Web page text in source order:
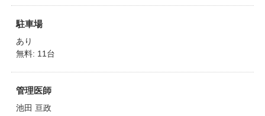
駐車場
あり
無料: 11台
管理医師
池田 亘政